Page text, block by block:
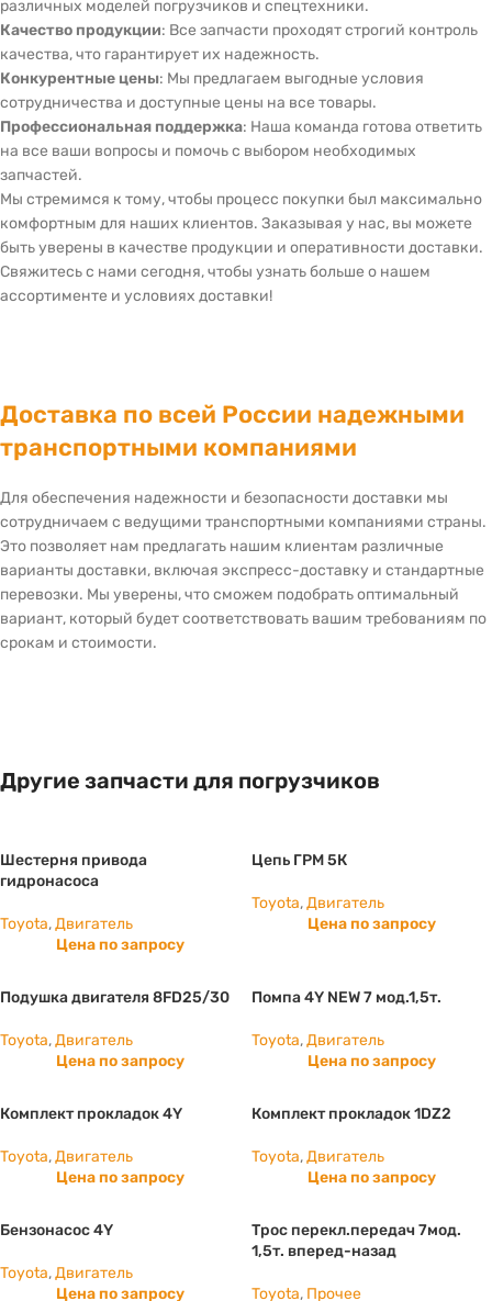
различных моделей погрузчиков и спецтехники.
Качество продукции: Все запчасти проходят строгий контроль
качества, что гарантирует их надежность.
Конкурентные цены: Мы предлагаем выгодные условия
сотрудничества и доступные цены на все товары.
Профессиональная поддержка: Наша команда готова ответить
на все ваши вопросы и помочь с выбором необходимых
запчастей.
Мы стремимся к тому, чтобы процесс покупки был максимально
комфортным для наших клиентов. Заказывая у нас, вы можете
быть уверены в качестве продукции и оперативности доставки.
Свяжитесь с нами сегодня, чтобы узнать больше о нашем
ассортименте и условиях доставки!
Доставка по всей России надежными
транспортными компаниями
Для обеспечения надежности и безопасности доставки мы
сотрудничаем с ведущими транспортными компаниями страны.
Это позволяет нам предлагать нашим клиентам различные
варианты доставки, включая экспресс-доставку и стандартные
перевозки. Мы уверены, что сможем подобрать оптимальный
вариант, который будет соответствовать вашим требованиям по
срокам и стоимости.
Другие запчасти для погрузчиков
Шестерня привода
гидронасоса
Toyota,Двигатель
Цена по запросу
Цепь ГРМ 5К
Toyota,Двигатель
Цена по запросу
Подушка двигателя 8FD25/30
Toyota,Двигатель
Цена по запросу
Помпа 4Y NEW 7 мод.1,5т.
Toyota,Двигатель
Цена по запросу
Комплект прокладок 4Y
Toyota,Двигатель
Цена по запросу
Комплект прокладок 1DZ2
Toyota,Двигатель
Цена по запросу
Бензонасос 4Y
Toyota,Двигатель
Цена по запросу
Трос перекл.передач 7мод.
1,5т. вперед-назад
Toyota, Прочее